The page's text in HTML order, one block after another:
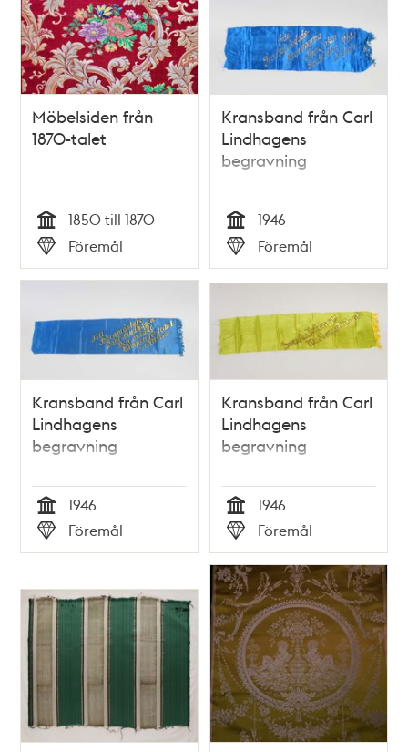
Möbelsiden från
1870-talet
Tid
1850 till 1870
Typ
Föremål
Kransband från Carl
Lindhagens
begravning
Tid
1946
Typ
Föremål
Kransband från Carl
Lindhagens
begravning
Tid
1946
Typ
Föremål
Kransband från Carl
Lindhagens
begravning
Tid
1946
Typ
Föremål